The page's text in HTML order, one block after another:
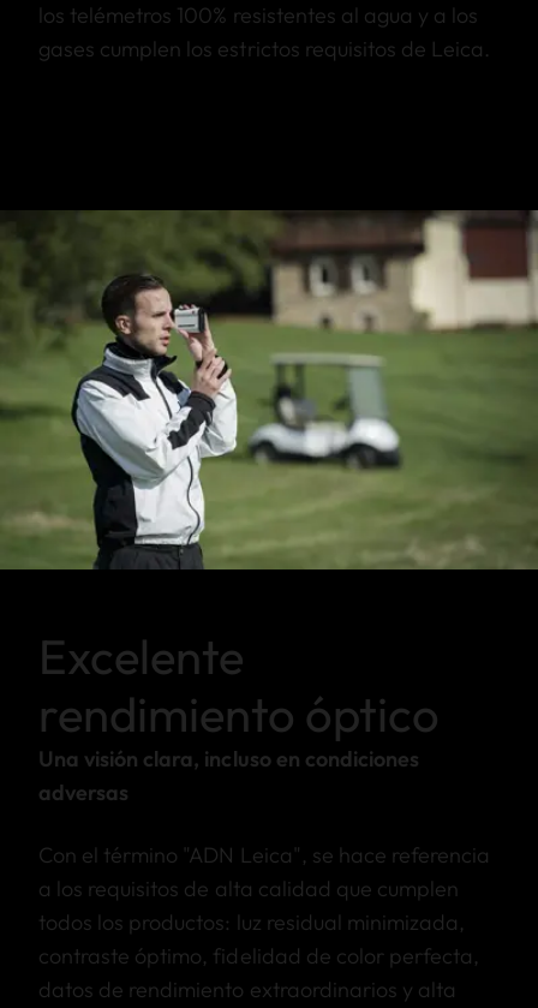
los telémetros 100% resistentes al agua y a los
gases cumplen los estrictos requisitos de Leica.
Excelente
rendimiento óptico
Una visión clara, incluso en condiciones
adversas
Con el término "ADN Leica", se hace referencia
a los requisitos de alta calidad que cumplen
todos los productos: luz residual minimizada,
contraste óptimo, fidelidad de color perfecta,
datos de rendimiento extraordinarios y alta